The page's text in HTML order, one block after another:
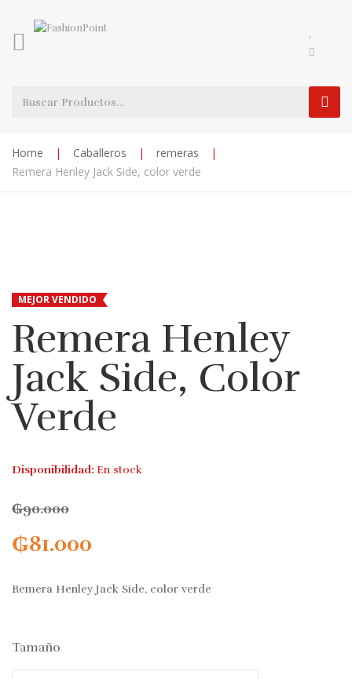
Home | Caballeros | remeras
|
Remera Henley Jack Side, color verde
MEJOR VENDIDO
Remera Henley
Jack Side, Color
Verde
Disponibilidad: En stock
₲90.000
₲81.000
Remera Henley Jack Side, color verde
Tamaño